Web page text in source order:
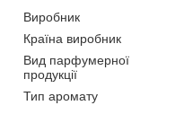
Виробник
Країна виробник
Вид парфумерної
продукції
Тип аромату